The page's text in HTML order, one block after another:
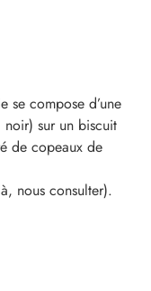
se compose d’une
sur un biscuit
de copeaux de
nous consulter).